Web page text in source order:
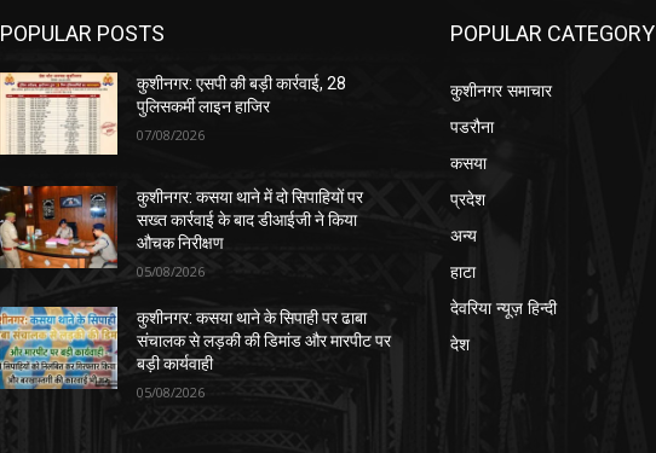
POPULAR POSTS
कुशीनगर: एसपी की बड़ी कार्रवाई, 28
पुलिसकर्मी लाइन हाजिर
07/08/2026
कुशीनगर: कसया थाने में दो सिपाहियों पर
सख्त कार्रवाई के बाद डीआईजी ने किया
औचक निरीक्षण
05/08/2026
कुशीनगर: कसया थाने के सिपाही पर ढाबा
संचालक से लड़की की डिमांड और मारपीट पर
बड़ी कार्यवाही
05/08/2026
POPULAR CATEGORY
कुशीनगर समाचार
पडरौना
कसया
प्रदेश
अन्य
हाटा
देवरिया न्यूज़ हिन्दी
देश